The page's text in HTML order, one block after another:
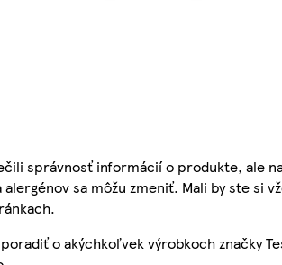
správnosť informácií o produkte, ale
alergénov sa môžu zmeniť. Mali by ste
o akýchkoľvek výrobkoch značky